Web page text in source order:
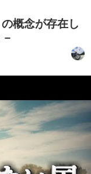
概念が存在し